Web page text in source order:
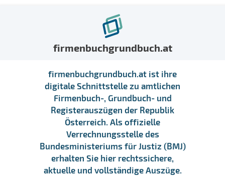
firmenbuchgrundbuch.at
firmenbuchgrundbuch.at ist ihre
digitale Schnittstelle zu amtlichen
Firmenbuch-, Grundbuch- und
Registerauszügen der Republik
Österreich. Als offizielle
Verrechnungsstelle des
Bundesministeriums für Justiz (BMJ)
erhalten Sie hier rechtssichere,
aktuelle und vollständige Auszüge.